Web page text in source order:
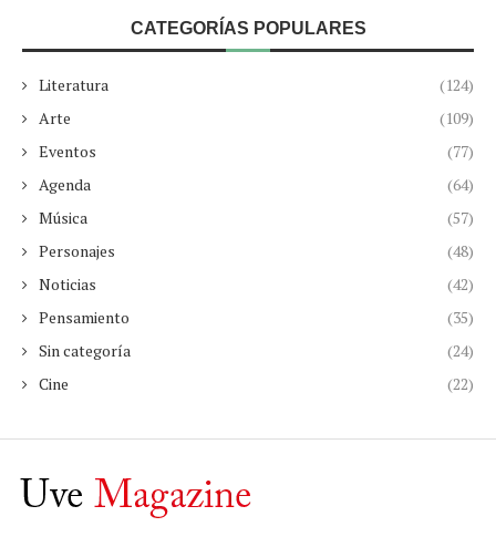
CATEGORÍAS POPULARES
Literatura
(124)
Arte
(109)
Eventos
(77)
Agenda
(64)
Música
(57)
Personajes
(48)
Noticias
(42)
Pensamiento
(35)
Sin categoría
(24)
Cine
(22)